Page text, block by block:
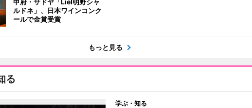
甲府・サドヤ「Liel明野シャ
ルドネ」、日本ワインコンク
ールで金賞受賞
もっと見る
る
学ぶ・知る